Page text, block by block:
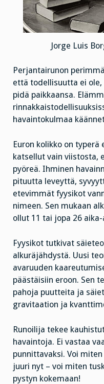
Jorge Luis
Perjantairunon
että todellisuutta ei ole,
pidä paikkaansa.
havaintokulmaa
Euron kolikko on typerä
katsellut vain viistosta,
pyöreä. Ihminen
pituutta leveyttä,
etevimmät fyysikot
nimeen. Sen mukaan
ollut 11 tai jopa 26
Fyysikot tutkivat
alkuräjähdystä. Uusi
avaruuden
päästäisiin eroon. Sen
pahoja puutteita ja
gravitaation ja
Runoilija tekee
havaintoja. Ei vastaa
punnittavaksi. Voi
juuri nyt – voi miten
pystyn kokemaan!